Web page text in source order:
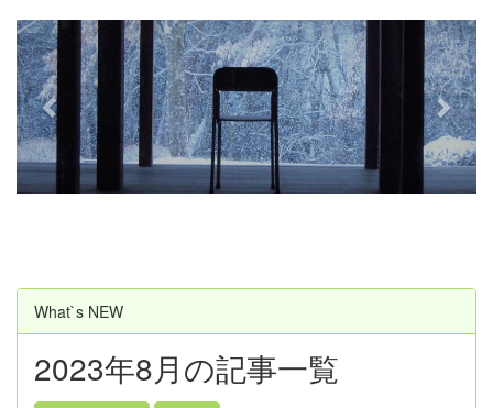
e
v
i
o
u
s
x
t
What`s NEW
2023年8月の記事一覧